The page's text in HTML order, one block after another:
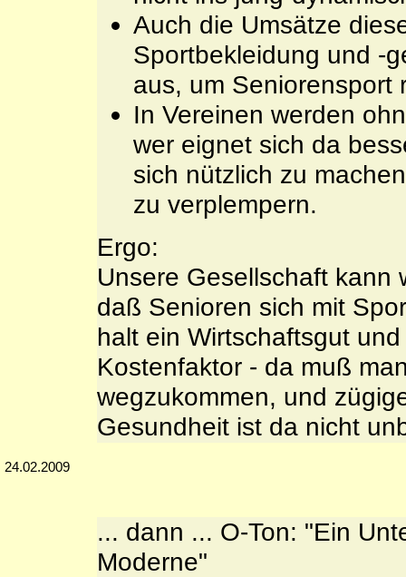
Auch die Umsätze
Sportbekleidung und -
aus, um Seniorensport
In Vereinen werden
wer eignet sich da
sich nützlich zu
zu verplempern.
Ergo:
Unsere Gesellschaft kann
daß Senioren sich mit
halt ein Wirtschaftsgut
Kostenfaktor - da muß
wegzukommen, und
Gesundheit ist da nicht
24.02.2009
... dann ... O-Ton: "Ein
Moderne"